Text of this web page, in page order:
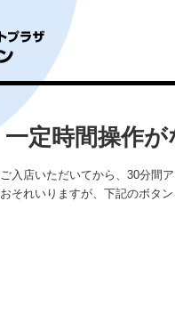
一定時間操作
ご入店いただいてから、30分間
おそれいりますが、下記のボタ